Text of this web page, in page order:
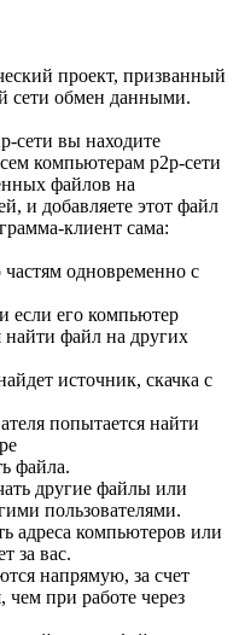
проект, призванный
сети обмен данными.
сети вы находите
компьютерам p2p-сети
файлов на
и добавляете этот файл
клиент сама:
одновременно с
если его компьютер
найти файл на других
источник, скачка с
попытается найти
файла.
другие файлы или
пользователями.
адреса компьютеров или
за вас.
напрямую, за счет
чем при работе через